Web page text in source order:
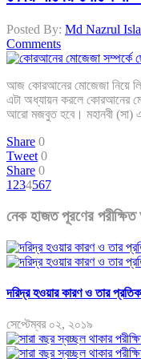
Posted By: Md Nazrul
Comments
আজ কোরআনের মোজেজা নিয়ে
এটা অধ্যায়ন করলে কোরআনের
আরো মজবুত হবে। মহানবী (সা)
Share 0
Tweet 0
Share 0
1 234567
নেক হাজত পূরণের
দরিদ্র হওয়ার কারণ ও তার
সেপ্টেম্বর ০২, ২০১৯